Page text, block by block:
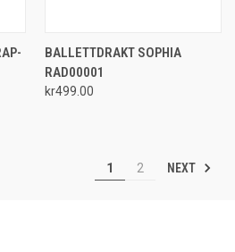
BALLETTDRAKT SOPHIA
RAD00001
kr499.00
1 2 NEXT